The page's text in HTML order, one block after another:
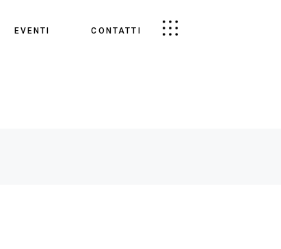
EVENTI CONTATTI